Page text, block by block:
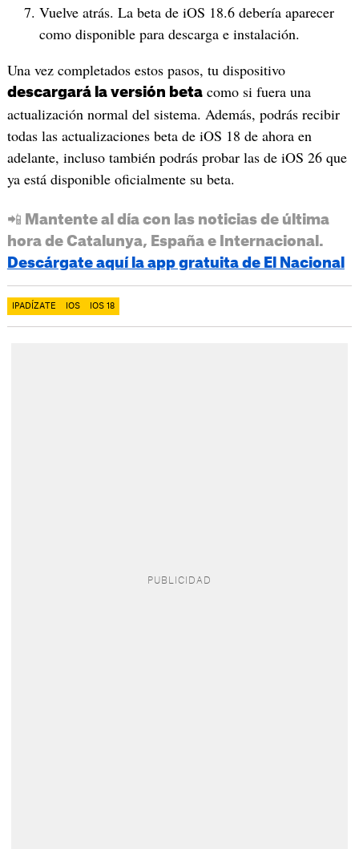
Vuelve atrás. La beta de iOS 18.6 debería aparecer
como disponible para descarga e instalación.
Una vez completados estos pasos, tu dispositivo
descargará la versión betacomo si fuera una
actualización normal del sistema. Además, podrás recibir
todas las actualizaciones beta de iOS 18 de ahora en
adelante, incluso también podrás probar las de iOS 26 que
ya está disponible oficialmente su beta.
📲 Mantente al día con las noticias de última
hora de Catalunya, España e Internacional.
Descárgate aquí la app gratuita de El Nacional
IPADÍZATE IOS IOS 18